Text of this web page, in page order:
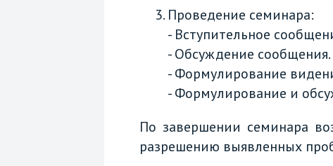
Проведение семинара:
- Вступительное
- Обсуждение сообщения.
- Формулирование
- Формулирование и
По завершении семинара
разрешению выявленных